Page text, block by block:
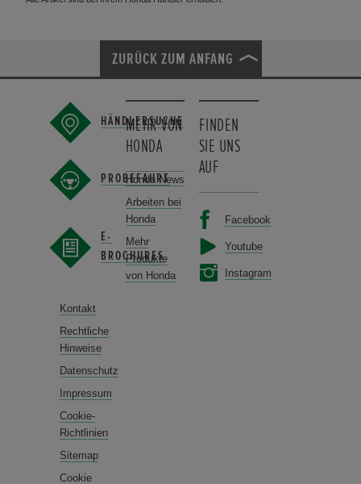
ZURÜCK ZUM ANFANG
HÄNDLERSUCHE
PROBEFAHRT
E-
BROCHURES
MEHR VON
HONDA
Honda News
Arbeiten bei
Honda
Mehr
Produkte
von Honda
FINDEN
SIE UNS
AUF
Facebook
Youtube
Instagram
Kontakt
Rechtliche
Hinweise
Datenschutz
Impressum
Cookie-
Richtlinien
Sitemap
Cookie